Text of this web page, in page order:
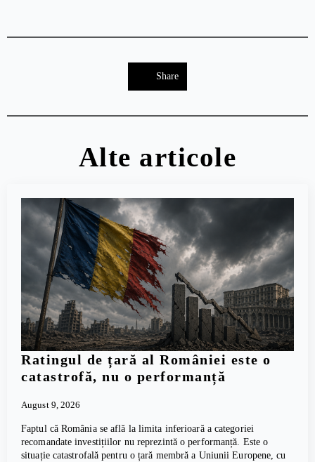
Share
Alte articole
Ratingul de țară al României este o
catastrofă, nu o performanță
August 9, 2026
Faptul că România se află la limita inferioară a categoriei
recomandate investițiilor nu reprezintă o performanță. Este o
situație catastrofală pentru o țară membră a Uniunii Europene, cu